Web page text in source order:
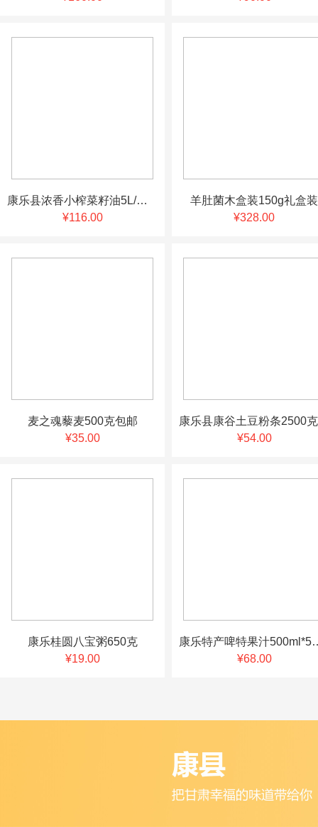
康乐县浓香小榨菜籽油5L/桶 包邮
¥116.00
羊肚菌木盒装150g礼盒装
¥328.00
麦之魂藜麦500克包邮
¥35.00
¥54.00
康乐桂圆八宝粥650克
¥19.00
康乐特产啤
¥68.00